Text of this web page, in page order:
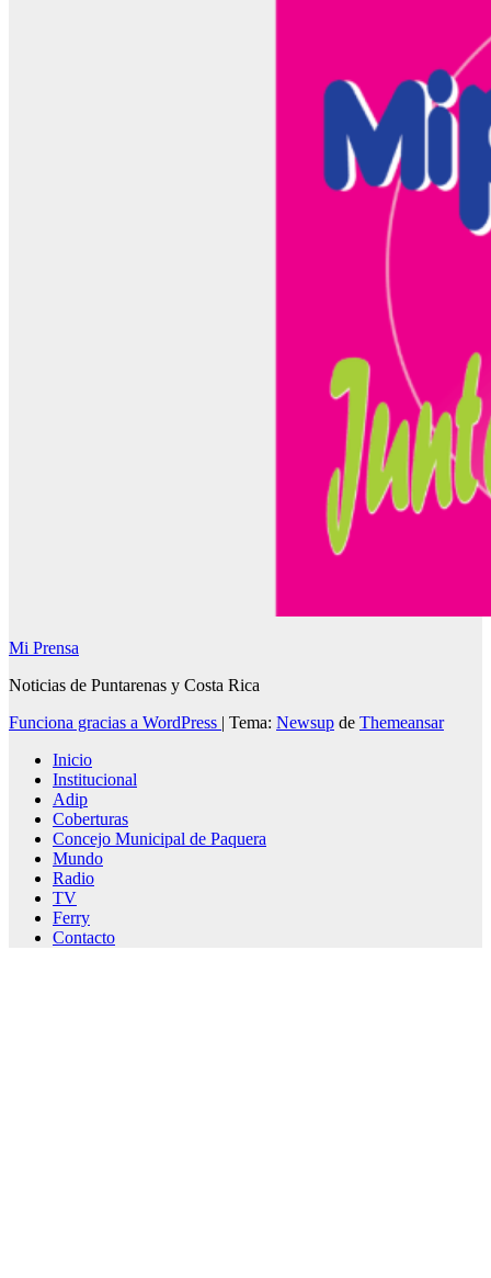
Mi Prensa
Noticias de Puntarenas y Costa Rica
Funciona gracias a WordPress | Tema: Newsup de Themeansar
Inicio
Institucional
Adip
Coberturas
Concejo Municipal de Paquera
Mundo
Radio
TV
Ferry
Contacto